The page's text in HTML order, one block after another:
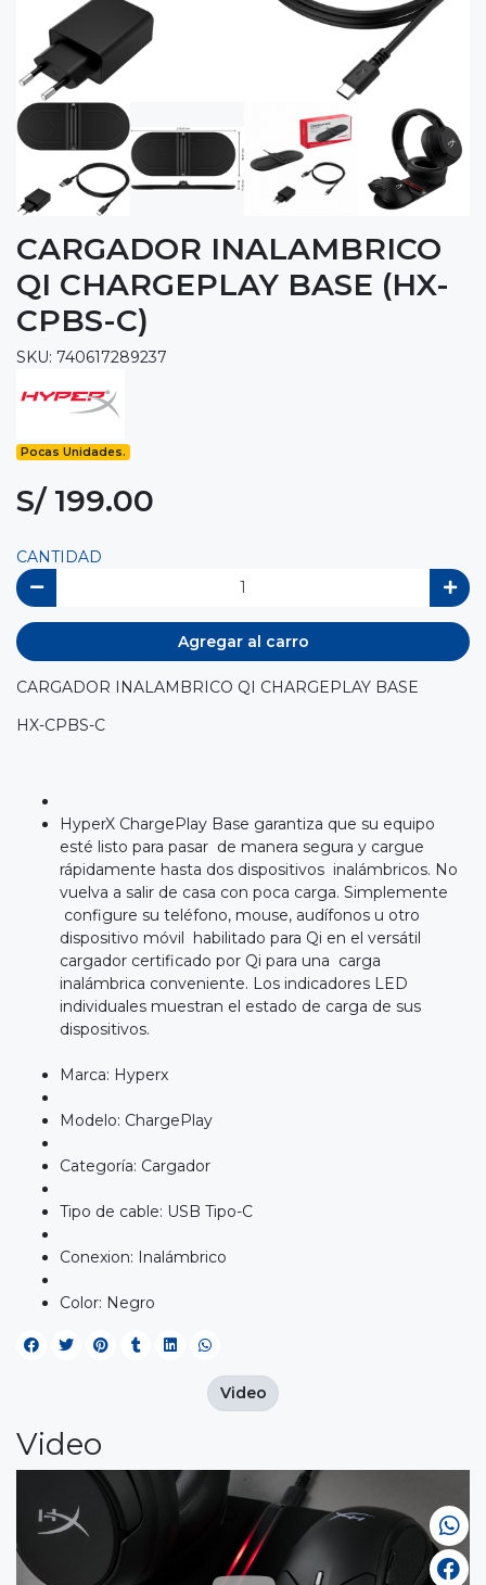
CARGADOR INALAMBRICO
QI CHARGEPLAY BASE (HX-
CPBS-C)
SKU: 740617289237
Pocas Unidades.
S/ 199.00
CANTIDAD
Agregar al carro
CARGADOR INALAMBRICO QI CHARGEPLAY BASE
HX-CPBS-C
HyperX ChargePlay Base garantiza que su equipo
esté listo para pasar de manera segura y cargue
rápidamente hasta dos dispositivos inalámbricos. No
vuelva a salir de casa con poca carga. Simplemente
configure su teléfono, mouse, audífonos u otro
dispositivo móvil habilitado para Qi en el versátil
cargador certificado por Qi para una carga
inalámbrica conveniente. Los indicadores LED
individuales muestran el estado de carga de sus
dispositivos.
Marca: Hyperx
Modelo: ChargePlay
Categoría: Cargador
Tipo de cable: USB Tipo-C
Conexion: Inalámbrico
Color: Negro
Video
Video